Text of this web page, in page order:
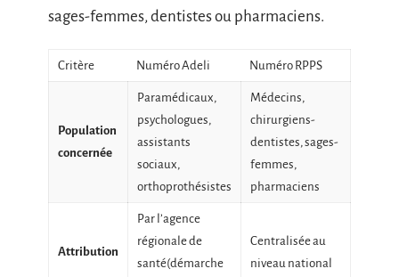
sages-femmes, dentistes ou pharmaciens.
Critère Numéro Adeli Numéro RPPS
Population
concernée
Paramédicaux,
psychologues,
assistants
sociaux,
orthoprothésistes
Médecins,
chirurgiens-
dentistes, sages-
femmes,
pharmaciens
Attribution
Par l’agence
régionale de
santé(démarche
Centralisée au
niveau national